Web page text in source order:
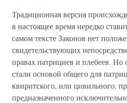
Традиционная версия
в настоящее время нередко
самом тексте Законов нет
свидетельствующих
правах патрициев и плебеев. Но
стали основой общего для
квиритского, или цивильного,
предназначенного